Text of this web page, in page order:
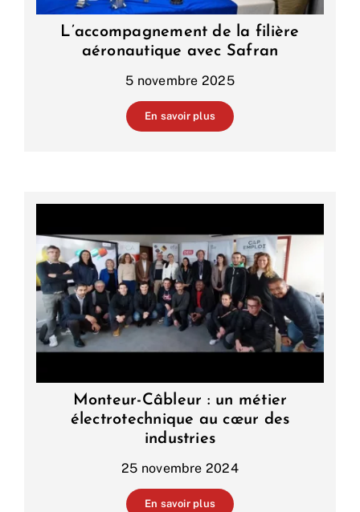
L’accompagnement de la filière
aéronautique avec Safran
5 novembre 2025
En savoir plus
Monteur-Câbleur : un métier
électrotechnique au cœur des
industries
25 novembre 2024
En savoir plus